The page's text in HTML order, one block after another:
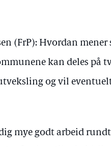
(FrP): Hvordan
kan deles på
og vil
mye godt arbeid